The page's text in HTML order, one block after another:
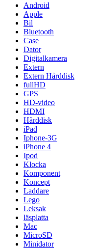
Android
Apple
Bil
Bluetooth
Case
Dator
Digitalkamera
Extern
Extern Hårddisk
fullHD
GPS
HD-video
HDMI
Hårddisk
iPad
Iphone-3G
iPhone 4
Ipod
Klocka
Komponent
Koncept
Laddare
Lego
Leksak
läsplatta
Mac
MicroSD
Minidator